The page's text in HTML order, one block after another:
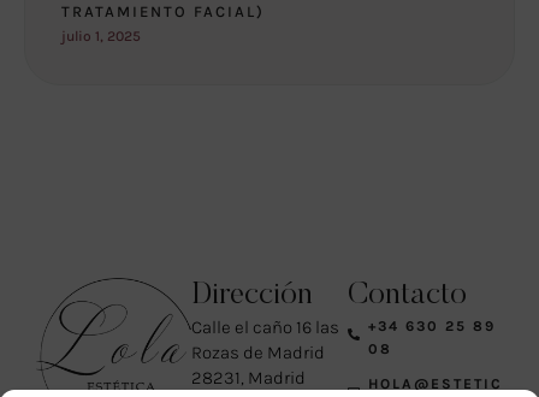
TRATAMIENTO FACIAL)
julio 1, 2025
Dirección
Calle el caño 16 las
Rozas de Madrid
28231, Madrid
Contacto
+34 630 25 89
08
HOLA@ESTETIC